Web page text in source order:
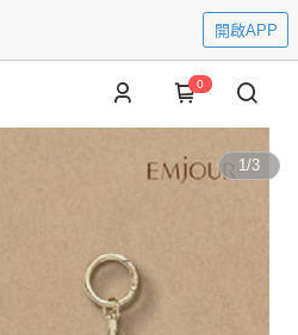
開啟APP
0
1/3